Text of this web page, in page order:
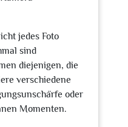
jedes Foto
sind
diejenigen, die
verschiedene
oder
Momenten.